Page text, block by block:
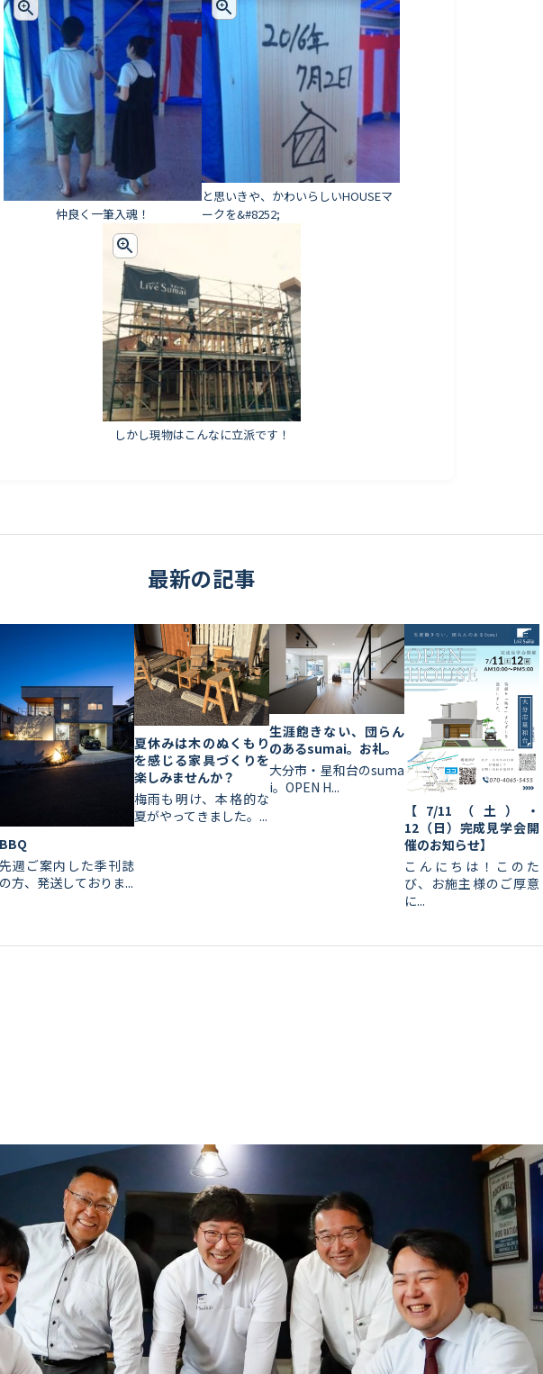
仲良く一筆入魂！
と思いきや、かわいらしいHOUSEマ
ークを&#8252;
しかし現物はこんなに立派です！
最新の記事
BBQ
先週ご案内した季刊誌
の方、発送しておりま...
夏休みは木のぬくもり
を感じる家具づくりを
楽しみませんか？
梅雨も明け、本格的な
夏がやってきました。...
生涯飽きない、団らん
のあるsumai。お礼。
大分市・星和台のsuma
i。OPEN H...
【7/11（土）・
12（日）完成見学会開
催のお知らせ】
こんにちは！このた
び、お施主様のご厚意
に...